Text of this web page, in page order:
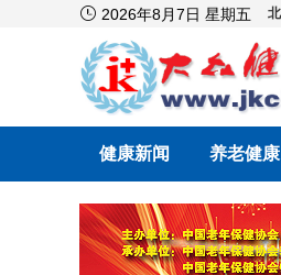
 2026年8月7日 星期五
健康新闻 养老健康